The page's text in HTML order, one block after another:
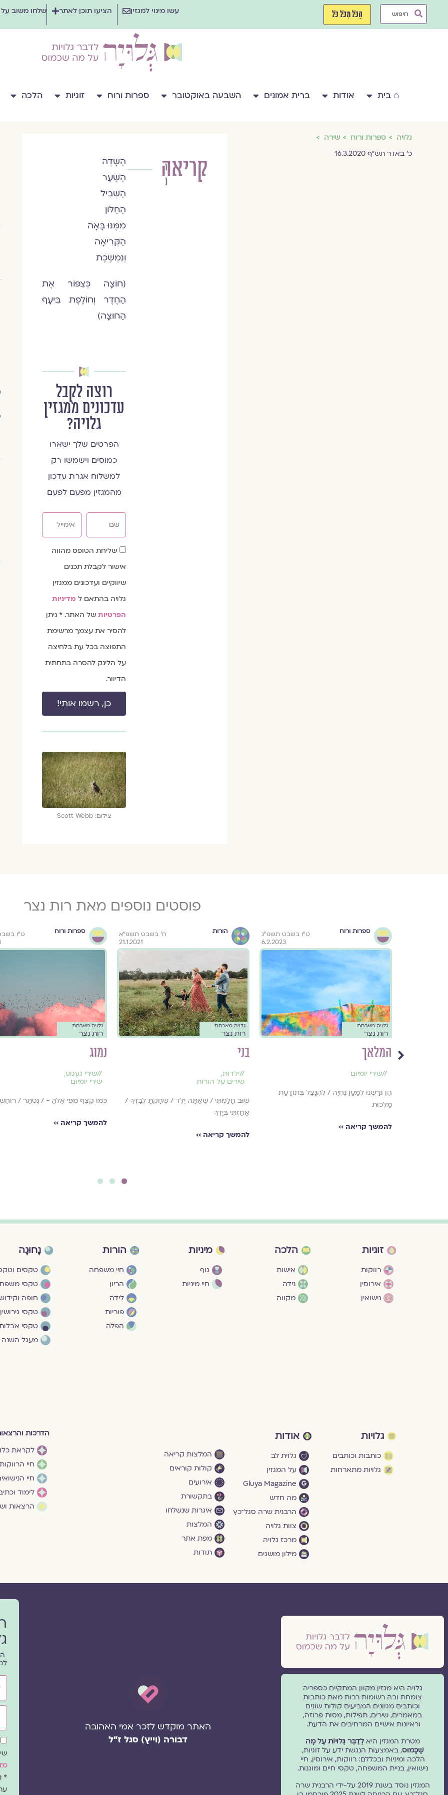
Search
הַכֹּל מִכֹּל כֹּל עשו מינוי למגזין הציעו תוכן לאתר שלחו משוב
⌂ בית אודות ברית אמונים השבעה באוקטובר ספרות ורוח זוגיות הלכה
גלויה ספרות ורוח
שירה
כ' באדר תש"ף 16.3.2020
קריאהרות
נצר
הַשָּׂדֶה
הַשַּׁעַר
הַשְּׁבִיל
הַחַלּוֹן
מִמֶּנּוּ בָּאָה
הַקְּרִיאָה
וְנִמְשֶׁכֶת
(חוֹצָה כְּצִפּוֹר אֶת
הַחֶדֶר וְחוֹלֶפֶת בִּיעָף
הַחוּצָה)
רוצה לקבל
עדכונים ממגזין
גלויה?
הפרטים שלך ישארו
כמוסים וישמשו רק
למשלוח אגרת עדכון
מהמגזין מפעם לפעם
שדהשליחת הטופס מהווה
אישור לקבלת תכנים
שיווקיים ועדכונים ממגזין
גלויה בהתאם למדיניות
הפרטיותשל האתר. * ניתן
להסיר את עצמך מרשימת
התפוצה בכל עת בלחיצה
על הלינק להסרה בתחתית
הדיוור.
כן, רשמו אותי!
צילום: Scott Webb
פוסטים נוספים מאת רות נצר
ספרות ורוח
ט״ו בשבט תשפ״ג
6.2.2023
גלויה מארחת
רות נצר
המלאך
//שירי יומיום
הֵן גֹּרַשְׁנוּ לְמַעַן נִחְיֶה / לְהִנָּצֵל בְּתוֹדַעַת
מַלְכוּת
להמשך קריאה ››
הורות
ח' בשבט תשפ"א
21.1.2021
גלויה מארחת
רות נצר
בני
//ילדוּת,
שירים על הורות
שׁוּב חָלַמְתִּי / שֶׁאַתָּה יֶלֶד / שִׂחַקְתָּ לְבַדְּךָ /
אָחַזְתִּי בְּיָדְךָ
להמשך קריאה ››
ספרות ורוח
ט״ו
גלויה מארחת
רות נצר
נמוג
//שירי געגוע,
שירי יומיום
כְּמוֹ קֶצֶף מִפִּי אֱלֹהַּ - / נִסְתַּר / רוֹחֵשׁ
להמשך קריאה ››
1
זוגיות
רווקות
אירוסין
נישואין
הלכה
אישות
נידה
מקווה
מיניות
גוף
חיי מיניות
הורות
חיי משפחה
הריון
לידה
פוריות
הפלה
נָחוּגָה
טקסים
טקסי
חופה
טקסי גירושין
טקסי
מעגל השנה
גלויות
כותבות וכותבים
גלויות מתארחות
אודות
גלוית לב
על המגזין
Gluya Magazine
מה חדש
הרבנית שרה סגל־כץ
צוות גלויה
מרכז גלויה
מילון מושגים
המלצות קריאה
קולות קוראים
אירועים
בתקשורת
איגרות שנשלחו
המלצות
מפת אתר
תודות
הדרכות
לקראת
חיי הרווקות
חיי
לימוד
הרצאות
גלויה היא מגזין מקוון המתקיים כספריה
צומחת ובה רשומות רבות מאת כותבות
וכותבים מגוונים המביעים קולות שונים
במאמרים, שירים, תפילות, מסות פרוזה,
וראיונות אישיים המרחיבים את הדעת.
מטרת המגזין היאלְדַבֵּר גְּלוּיוֹת עַל מָה
שֶׁכָּמוּס, באמצעות הנגשת ידע על זוגיות,
הלכה ומיניות ובכללם: רווקות, אירוסין, חיי
נישואין, בניית המשפחה, טקסי חיים ומוגנוּת.
המגזין נוסד בשנת 2019 על-ידי הרבנית שרה
האתר מוקדש לזכר אמי האהובה
דבורה (וייץ) סגל ז"ל
*